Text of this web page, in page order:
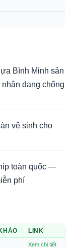
Bình Minh sản
dạng chống
vệ sinh cho
toàn quốc —
phí
LINK
Xem chi tiết